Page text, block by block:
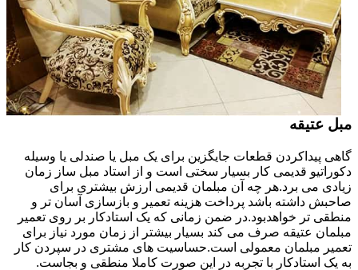
مبل عتیقه
گاهی پیداکردن قطعات جایگزین برای یک مبل یا صندلی یا وسیله
دکوراتیو قدیمی کار بسیار سختی است و از استاد مبل ساز زمان
زیادی می برد.هر چه آن مبلمان قدیمی ارزش بیشتری برای
صاحبش داشته باشد پرداخت هزینه تعمیر و بازسازی آسان تر و
منطقی تر خواهدبود.در ضمن زمانی که یک استادکار بر روی تعمیر
مبلمان عتیقه صرف می کند بسیار بیشتر از زمان مورد نیاز برای
تعمیر مبلمان معمولی است.حساسیت های مشتری در سپردن کار
به یک استادکار با تجربه در این صورت کاملا منطقی و بجاست.